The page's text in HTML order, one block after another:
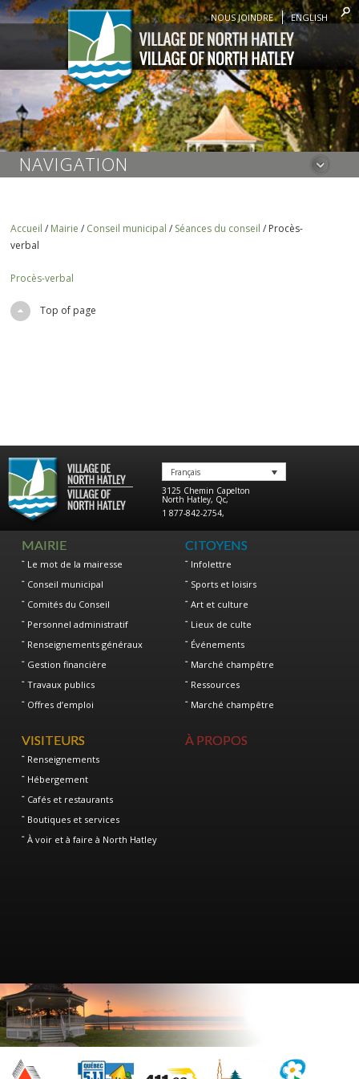
NOUS JOINDRE ENGLISH
NAVIGATION
Accueil / Mairie / Conseil municipal / Séances du conseil / Procès-
verbal
Procès-verbal
Top of page
Français
3125 Chemin Capelton
North Hatley, Qc,
1 877-842-2754,
MAIRIE
Le mot de la mairesse
Conseil municipal
Comités du Conseil
Personnel administratif
Renseignements généraux
Gestion financière
Travaux publics
Offres d’emploi
CITOYENS
Infolettre
Sports et loisirs
Art et culture
Lieux de culte
Événements
Marché champêtre
Ressources
Marché champêtre
VISITEURS
Renseignements
Hébergement
Cafés et restaurants
Boutiques et services
À voir et à faire à North Hatley
À PROPOS